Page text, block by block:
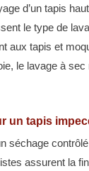
d’un tapis
le type de
aux tapis et
le lavage à
un tapis
séchage
assurent la